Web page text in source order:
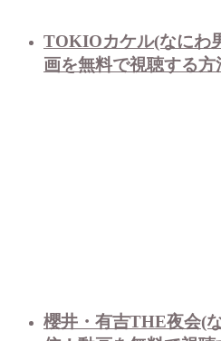
TOKIOカケル(なにわ
画を無料で視聴する方
櫻井・有吉THE夜会(